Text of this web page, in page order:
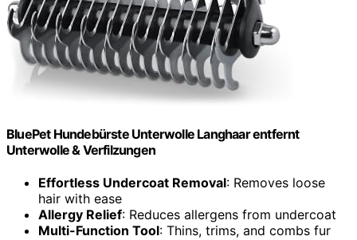
BluePet Hundebürste Unterwolle Langhaar entfernt
Unterwolle & Verfilzungen
Effortless Undercoat Removal: Removes loose
hair with ease
Allergy Relief: Reduces allergens from undercoat
Multi-Function Tool: Thins, trims, and combs fur